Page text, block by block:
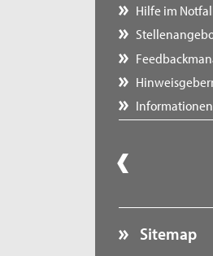
Hilfe im
Sitemap